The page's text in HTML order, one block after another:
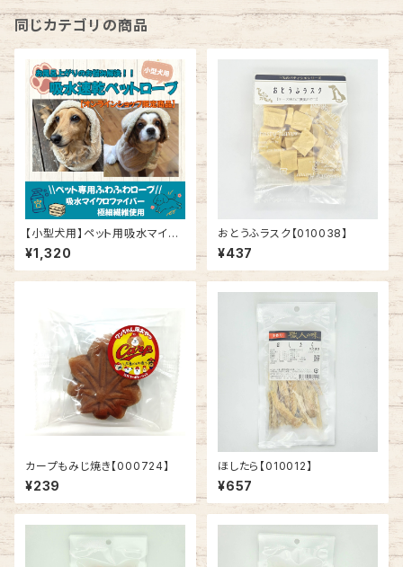
同じカテゴリの商品
【小型犬用】ペット用吸水マイク
ロファイバーローブ
¥1,320
おとうふラスク【010038】
¥437
カープもみじ焼き【000724】
¥239
ほしたら【010012】
¥657